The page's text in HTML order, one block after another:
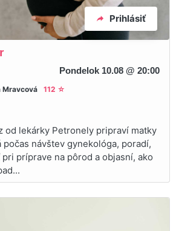
Prihlásiť
Pondelok 10.08 @ 20:00
Mravcová 112 ☆
od lekárky Petronely pripraví matky
počas návštev gynekológa, poradí,
pri príprave na pôrod a objasní, ako